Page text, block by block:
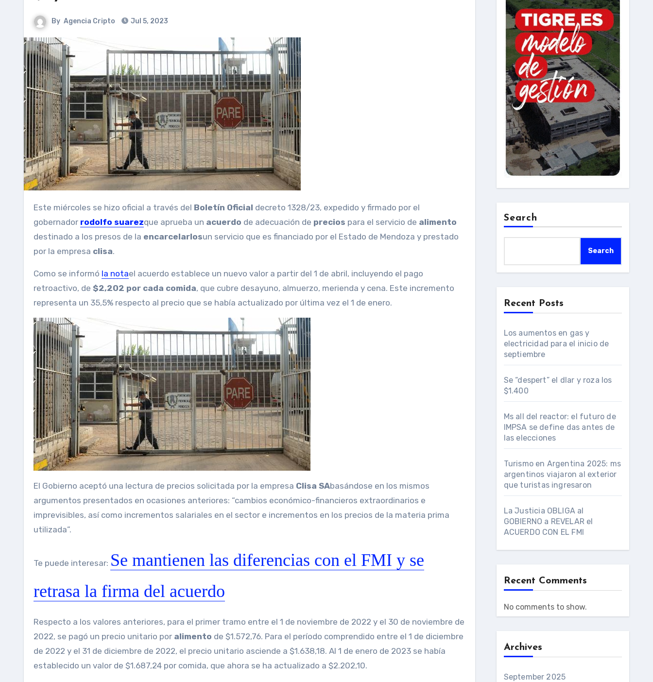
By Agencia Cripto Jul 5, 2023
Este miércoles se hizo oficial a través del Boletín Oficial decreto 1328/23, expedido y firmado por el
gobernador rodolfo suarezque aprueba un acuerdo de adecuación de precios para el servicio de alimento
destinado a los presos de la encarcelarlosun servicio que es financiado por el Estado de Mendoza y prestado
por la empresa clisa.
Como se informó la notael acuerdo establece un nuevo valor a partir del 1 de abril, incluyendo el pago
retroactivo, de $2,202 por cada comida, que cubre desayuno, almuerzo, merienda y cena. Este incremento
representa un 35,5% respecto al precio que se había actualizado por última vez el 1 de enero.
El Gobierno aceptó una lectura de precios solicitada por la empresa Clisa SAbasándose en los mismos
argumentos presentados en ocasiones anteriores: “cambios económico-financieros extraordinarios e
imprevisibles, así como incrementos salariales en el sector e incrementos en los precios de la materia prima
utilizada”.
Te puede interesar: Se mantienen las diferencias con el FMI y se
retrasa la firma del acuerdo
Respecto a los valores anteriores, para el primer tramo entre el 1 de noviembre de 2022 y el 30 de noviembre de
2022, se pagó un precio unitario por alimento de $1.572,76. Para el período comprendido entre el 1 de diciembre
de 2022 y el 31 de diciembre de 2022, el precio unitario asciende a $1.638,18. Al 1 de enero de 2023 se había
establecido un valor de $1.687,24 por comida, que ahora se ha actualizado a $2.202,10.
Search
Search
Recent Posts
Los aumentos en gas y
electricidad para el inicio de
septiembre
Se “despert” el dlar y roza los
$1.400
Ms all del reactor: el futuro de
IMPSA se define das antes de
las elecciones
Turismo en Argentina 2025: ms
argentinos viajaron al exterior
que turistas ingresaron
La Justicia OBLIGA al
GOBIERNO a REVELAR el
ACUERDO CON EL FMI
Recent Comments
No comments to show.
Archives
September 2025